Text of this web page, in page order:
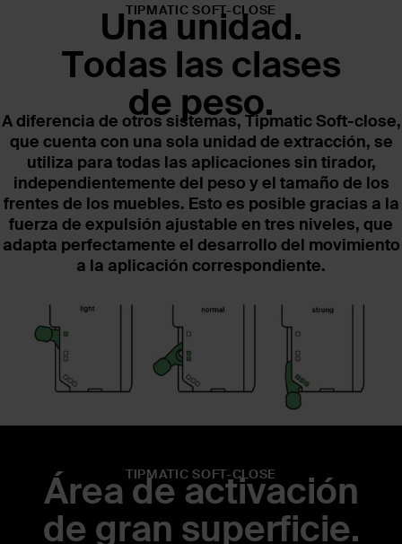
TIPMATIC SOFT-CLOSE
Una unidad.
Todas las clases
de peso.
A diferencia de otros sistemas, Tipmatic Soft-close,
que cuenta con una sola unidad de extracción, se
utiliza para todas las aplicaciones sin tirador,
independientemente del peso y el tamaño de los
frentes de los muebles. Esto es posible gracias a la
fuerza de expulsión ajustable en tres niveles, que
adapta perfectamente el desarrollo del movimiento
a la aplicación correspondiente.
TIPMATIC SOFT-CLOSE
Área de activación
de gran superficie.